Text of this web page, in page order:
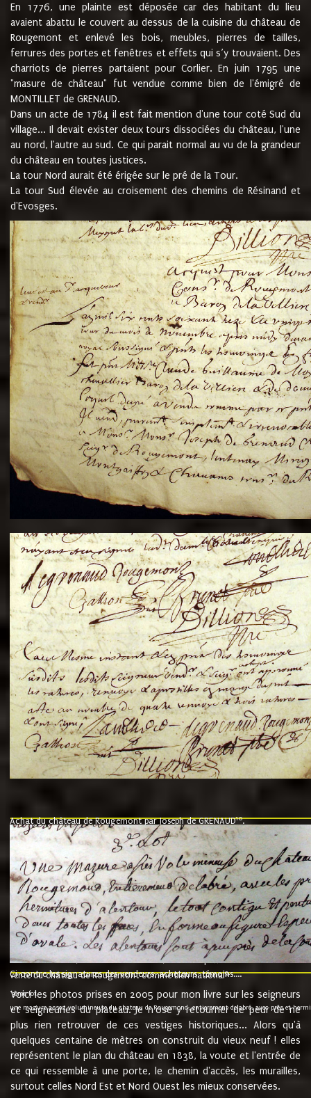
En 1776, une plainte est déposée car des habitant du lieu
avaient abattu le couvert au dessus de la cuisine du château de
Rougemont et enlevé les bois, meubles, pierres de tailles,
ferrures des portes et fenêtres et effets qui s’y trouvaient. Des
charriots de pierres partaient pour Corlier. En juin 1795 une
"masure de château" fut vendue comme bien de l'émigré de
MONTILLET de GRENAUD.
Dans un acte de 1784 il est fait mention d'une tour coté Sud du
village... Il devait exister deux tours dissociées du château, l'une
au nord, l'autre au sud. Ce qui parait normal au vu de la grandeur
du château en toutes justices.
La tour Nord aurait été érigée sur le pré de la Tour.
La tour Sud élevée au croisement des chemins de Résinand et
d'Evosges.
Achat du château de Rougemont par Joseph de GRENAUD10.
"l'an mil six cent soixante treze le ving neuvième jour du mois de
nommé fut présent Messire Claude Guillaume de Moyriat chevalier baron
vend, purement simplement et irrevocablement a monseigneur monsieur
et chavannes conseiller du roy au parlement de Bourgogne, present et
que le dit seigneur Baron de la Vellière a sur ses hommes, indivisables et
de la Velliere tout ainsi et comme le dit seigneur Baron et ses
présent......"
suivent les rentes, donation des terriers, etc... au prix de 880 livre louis
Ci contre les signatures des vendeurs, acheteurs, témoins....
vente du château de Rougemont comme bien national9.
"3ème lot
une mazure assez volumineuse du chateau de Rougemond, entierement delabré, avec près et
Voici les photos prises en 2005 pour mon livre sur les seigneurs
et seigneuries du plateau. Je n'ose y retourner de peur de ne
plus rien retrouver de ces vestiges historiques... Alors qu'à
quelques centaine de mètres on construit du vieux neuf ! elles
représentent le plan du château en 1838, la voute et l'entrée de
ce qui ressemble à une porte, le chemin d'accès, les murailles,
surtout celles Nord Est et Nord Ouest les mieux conservées.